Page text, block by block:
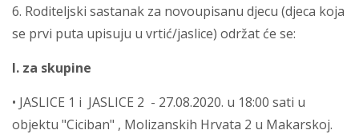
6. Roditeljski sastanak za novoupisanu djecu (djeca koja
se prvi puta upisuju u vrtić/jaslice) održat će se:
I. za skupine
• JASLICE 1 i JASLICE 2 - 27.08.2020. u 18:00 sati u
objektu "Ciciban" , Molizanskih Hrvata 2 u Makarskoj.